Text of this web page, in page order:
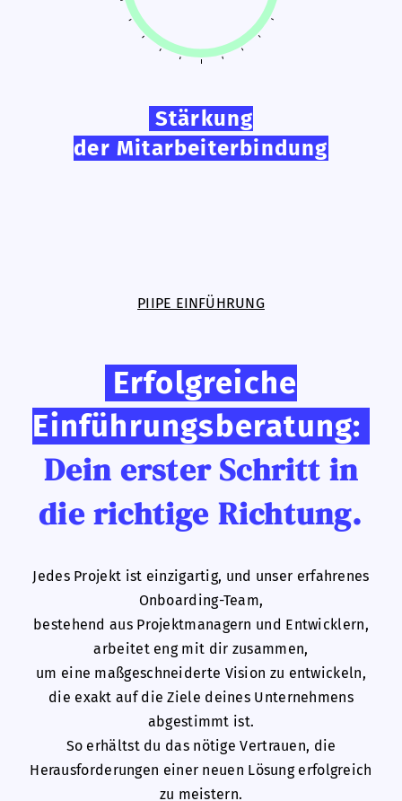
Stärkung
der Mitarbeiterbindung
PIIPE EINFÜHRUNG
Erfolgreiche
Einführungsberatung:
Dein erster Schritt in
die richtige Richtung.
Jedes Projekt ist einzigartig, und unser erfahrenes
Onboarding-Team,
bestehend aus Projektmanagern und Entwicklern,
arbeitet eng mit dir zusammen,
um eine maßgeschneiderte Vision zu entwickeln,
die exakt auf die Ziele deines Unternehmens
abgestimmt ist.
So erhältst du das nötige Vertrauen, die
Herausforderungen einer neuen Lösung erfolgreich
zu meistern.